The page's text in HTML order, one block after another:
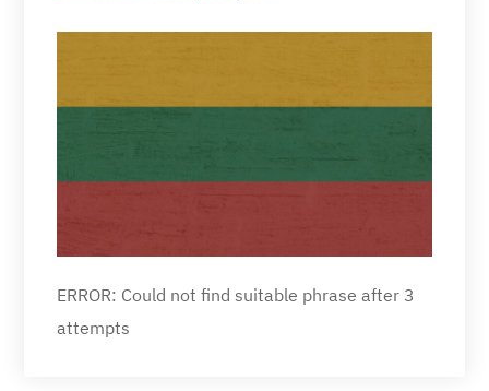
ERROR: Could not find suitable phrase after 3
attempts